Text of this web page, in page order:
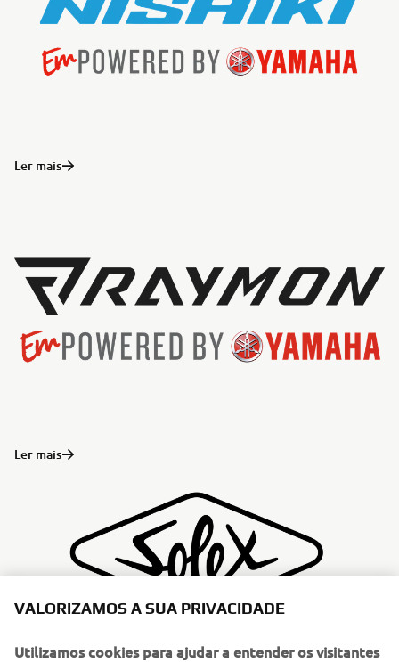
Ler mais
Ler mais
VALORIZAMOS A SUA PRIVACIDADE
Utilizamos cookies para ajudar a entender os visitantes